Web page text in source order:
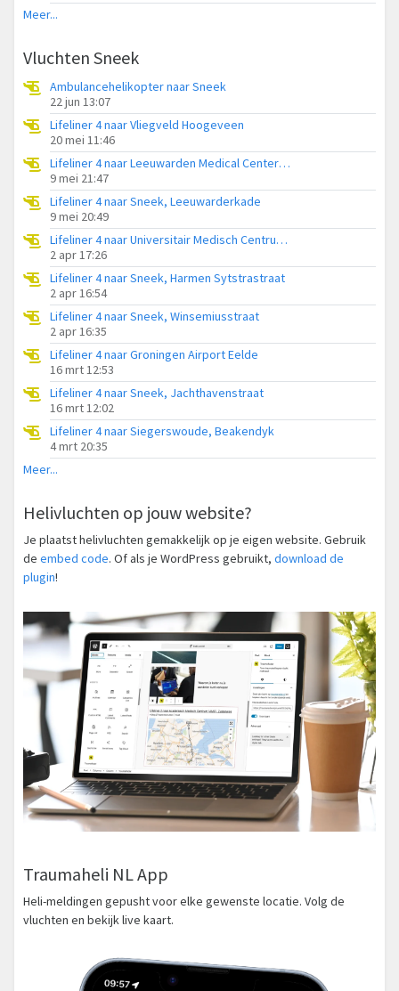
Meer...
Vluchten Sneek
Ambulancehelikopter naar Sneek
22 jun 13:07
Lifeliner 4 naar Vliegveld Hoogeveen
20 mei 11:46
Lifeliner 4 naar Leeuwarden Medical Center Heliport
9 mei 21:47
Lifeliner 4 naar Sneek, Leeuwarderkade
9 mei 20:49
Lifeliner 4 naar Universitair Medisch Centrum Groningen
2 apr 17:26
Lifeliner 4 naar Sneek, Harmen Sytstrastraat
2 apr 16:54
Lifeliner 4 naar Sneek, Winsemiusstraat
2 apr 16:35
Lifeliner 4 naar Groningen Airport Eelde
16 mrt 12:53
Lifeliner 4 naar Sneek, Jachthavenstraat
16 mrt 12:02
Lifeliner 4 naar Siegerswoude, Beakendyk
4 mrt 20:35
Meer...
Helivluchten op jouw website?
Je plaatst helivluchten gemakkelijk op je eigen website. Gebruik
de embed code. Of als je WordPress gebruikt, download de
plugin!
Traumaheli NL App
Heli-meldingen gepusht voor elke gewenste locatie. Volg de
vluchten en bekijk live kaart.